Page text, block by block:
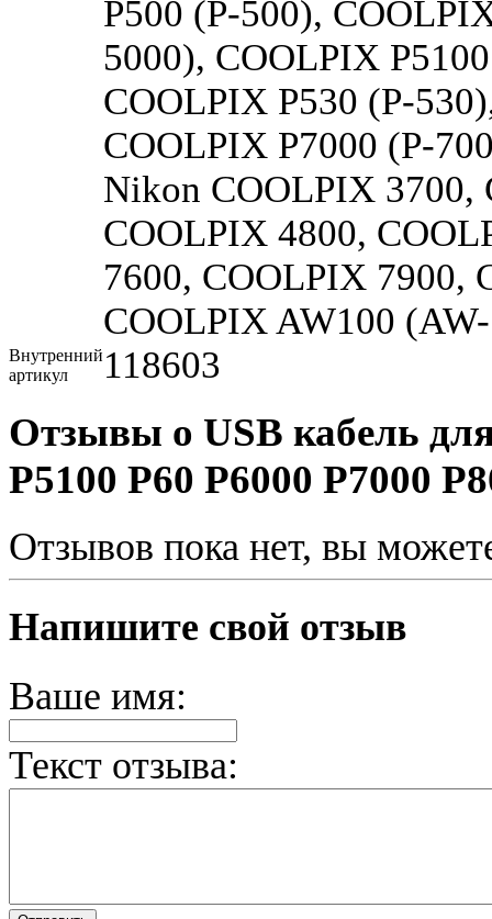
P500 (P-500),
5000), COOLPIX
COOLPIX P530 (P-
COOLPIX P7000 (P-
Nikon COOLPIX 3700,
COOLPIX 4800,
7600, COOLPIX 7900,
COOLPIX AW100
Внутренний
артикул
118603
Отзывы о USB кабель
P5100 P60 P6000 P7000
Отзывов пока нет, вы
Напишите свой отзыв
Ваше имя:
Текст отзыва: